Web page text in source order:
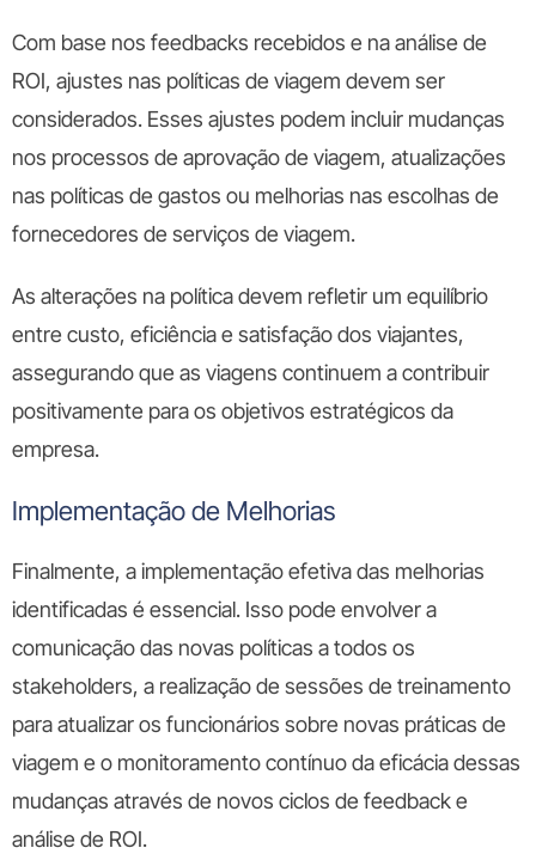
Com base nos feedbacks recebidos e na análise de
ROI, ajustes nas políticas de viagem devem ser
considerados. Esses ajustes podem incluir mudanças
nos processos de aprovação de viagem, atualizações
nas políticas de gastos ou melhorias nas escolhas de
fornecedores de serviços de viagem.
As alterações na política devem refletir um equilíbrio
entre custo, eficiência e satisfação dos viajantes,
assegurando que as viagens continuem a contribuir
positivamente para os objetivos estratégicos da
empresa.
Implementação de Melhorias
Finalmente, a implementação efetiva das melhorias
identificadas é essencial. Isso pode envolver a
comunicação das novas políticas a todos os
stakeholders, a realização de sessões de treinamento
para atualizar os funcionários sobre novas práticas de
viagem e o monitoramento contínuo da eficácia dessas
mudanças através de novos ciclos de feedback e
análise de ROI.